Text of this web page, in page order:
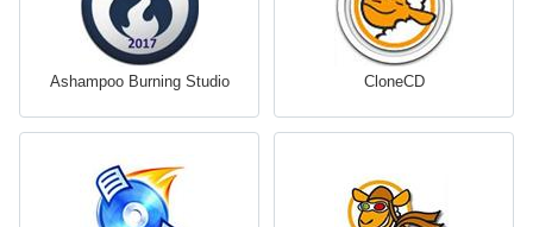
Ashampoo Burning Studio CloneCD